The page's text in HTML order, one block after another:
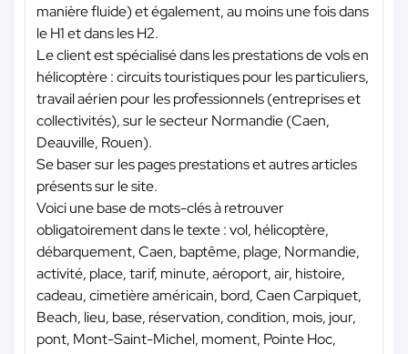
manière fluide) et également, au moins une fois dans
le H1 et dans les H2.
Le client est spécialisé dans les prestations de vols en
hélicoptère : circuits touristiques pour les particuliers,
travail aérien pour les professionnels (entreprises et
collectivités), sur le secteur Normandie (Caen,
Deauville, Rouen).
Se baser sur les pages prestations et autres articles
présents sur le site.
Voici une base de mots-clés à retrouver
obligatoirement dans le texte : vol, hélicoptère,
débarquement, Caen, baptême, plage, Normandie,
activité, place, tarif, minute, aéroport, air, histoire,
cadeau, cimetière américain, bord, Caen Carpiquet,
Beach, lieu, base, réservation, condition, mois, jour,
pont, Mont-Saint-Michel, moment, Pointe Hoc,